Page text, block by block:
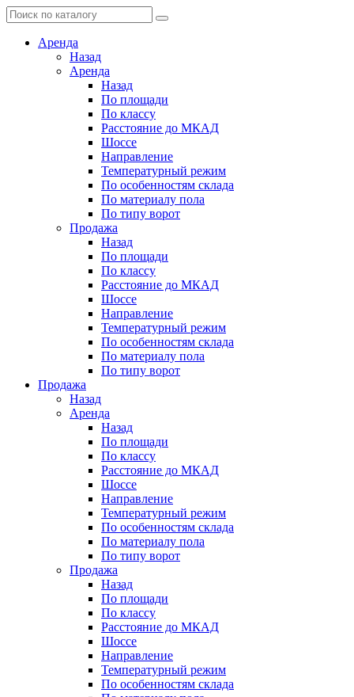
Аренда
Назад
Аренда
Назад
По площади
По классу
Расстояние до МКАД
Шоссе
Направление
Температурный режим
По особенностям склада
По материалу пола
По типу ворот
Продажа
Назад
По площади
По классу
Расстояние до МКАД
Шоссе
Направление
Температурный режим
По особенностям склада
По материалу пола
По типу ворот
Продажа
Назад
Аренда
Назад
По площади
По классу
Расстояние до МКАД
Шоссе
Направление
Температурный режим
По особенностям склада
По материалу пола
По типу ворот
Продажа
Назад
По площади
По классу
Расстояние до МКАД
Шоссе
Направление
Температурный режим
По особенностям склада